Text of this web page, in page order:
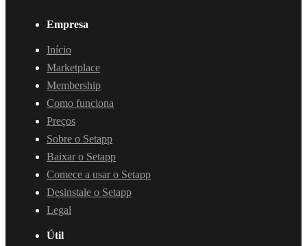
Empresa
Início
Marketplace
Membership
Como funciona
Preços
Sobre o Setapp
Baixar o Setapp
Comece a usar o Setapp
Desinstale o Setapp
Legal
Útil